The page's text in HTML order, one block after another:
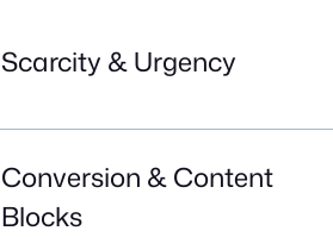
Scarcity & Urgency
Conversion & Content
Blocks